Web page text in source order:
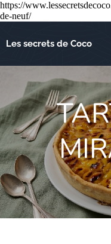
https://
de-neuf/
Les secrets de Coco